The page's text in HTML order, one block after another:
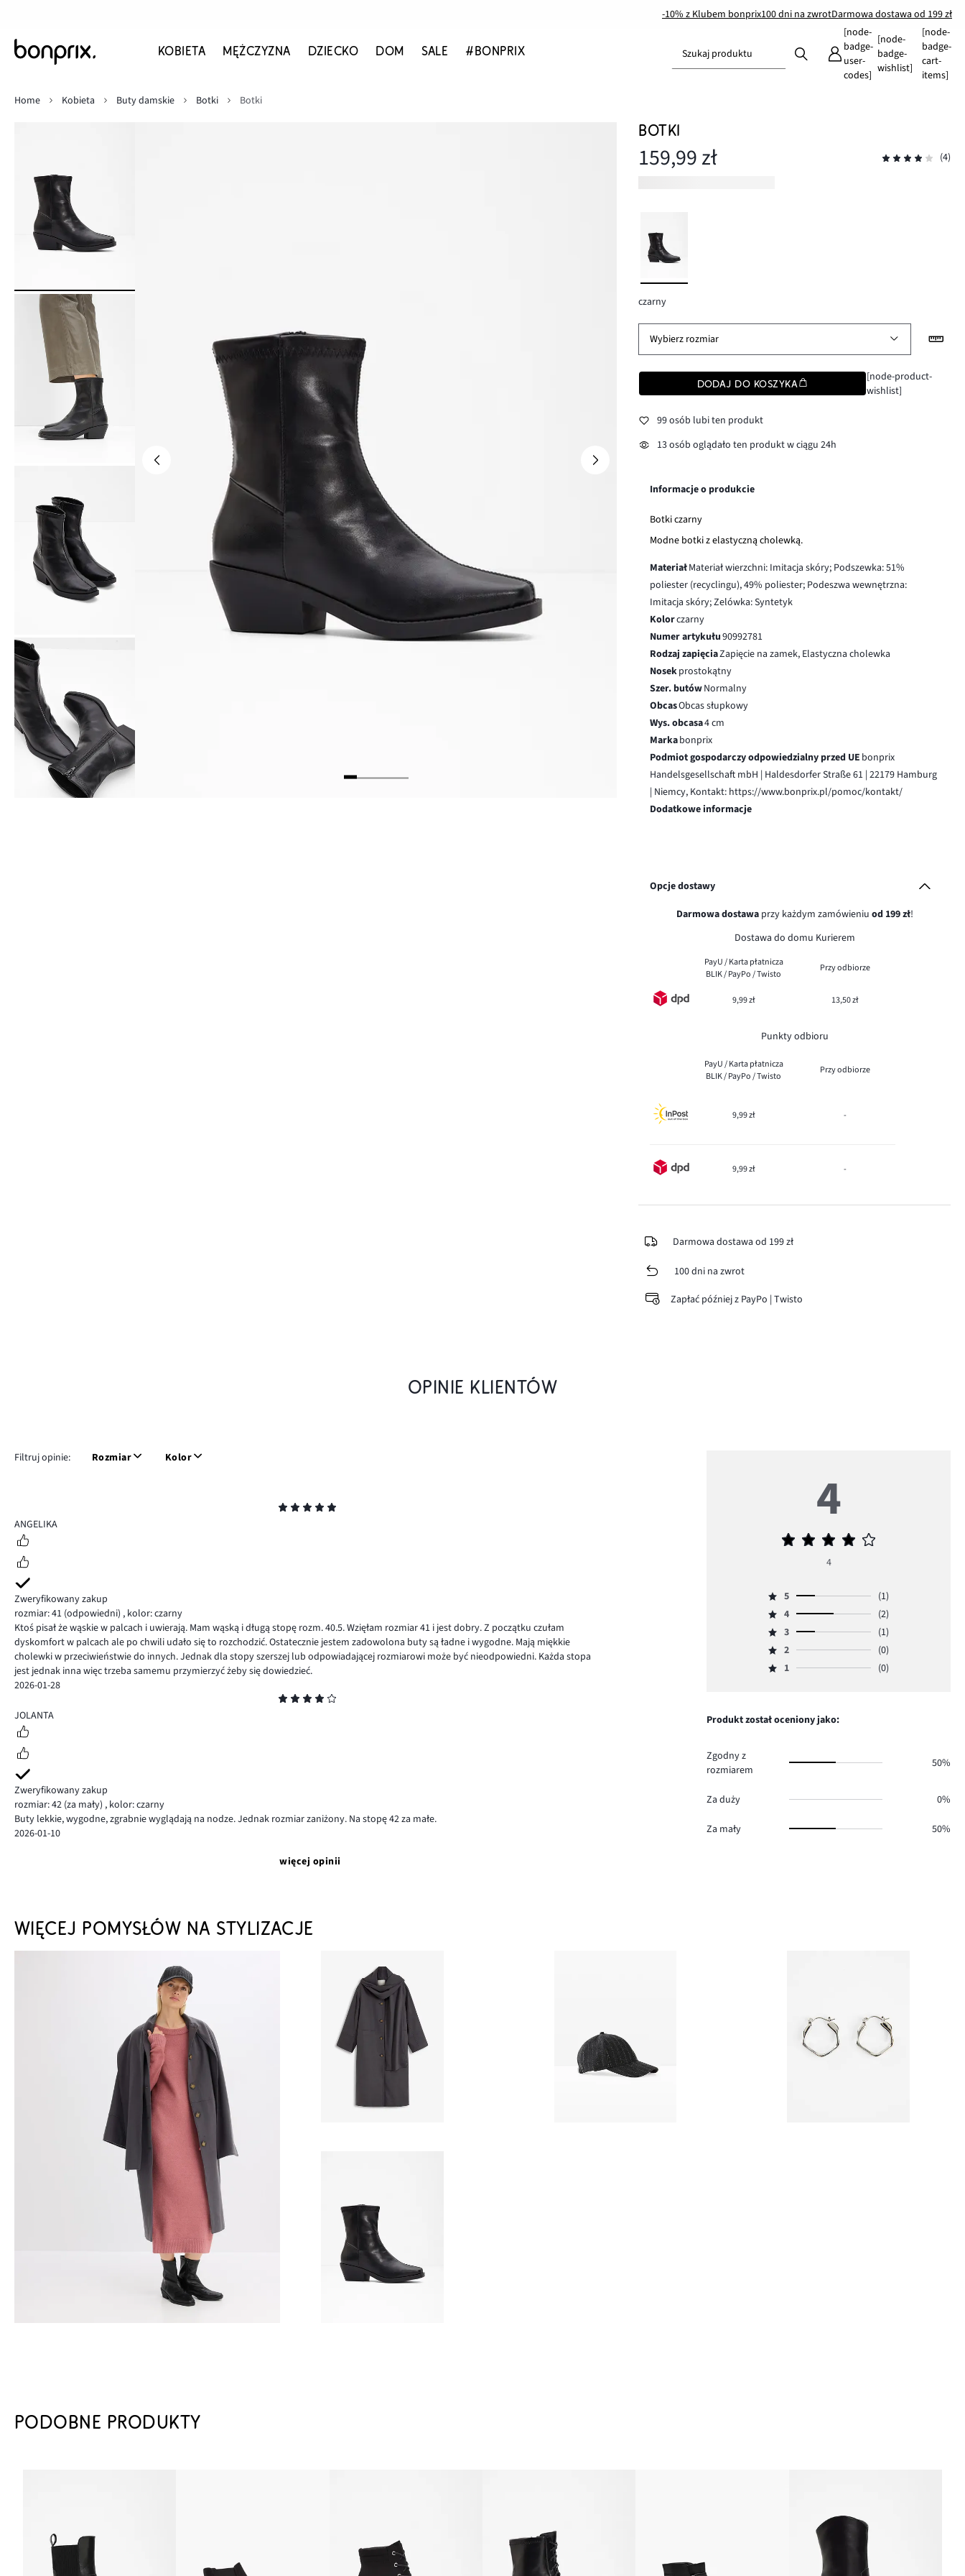
-10% z Klubem bonprix100 dni na zwrotDarmowa dostawa od 199 zł
KOBIETA MĘŻCZYZNA DZIECKO DOM SALE #BONPRIX Szukaj produktu
[node-
badge-
user-
codes]
[node-
badge-
wishlist]
[node-
badge-
cart-
items]
Home
Kobieta Buty damskie Botki Botki
BOTKI
159,99 zł (4)
czarny
Wybierz rozmiar
DODAJ DO KOSZYKA
[node-product-
wishlist]
99 osób lubi ten produkt
13 osób oglądało ten produkt w ciągu 24h
Informacje o produkcie
Botki czarny
Modne botki z elastyczną cholewką.
MateriałMateriał wierzchni: Imitacja skóry; Podszewka: 51%
poliester (recyclingu), 49% poliester; Podeszwa wewnętrzna:
Imitacja skóry; Zelówka: Syntetyk
Kolorczarny
Numer artykułu90992781
Rodzaj zapięciaZapięcie na zamek, Elastyczna cholewka
Nosekprostokątny
Szer. butówNormalny
ObcasObcas słupkowy
Wys. obcasa4 cm
Markabonprix
Podmiot gospodarczy odpowiedzialny przed UE bonprix
Handelsgesellschaft mbH | Haldesdorfer Straße 61 | 22179 Hamburg
| Niemcy, Kontakt: https://www.bonprix.pl/pomoc/kontakt/
Dodatkowe informacje
Opcje dostawy
Darmowa dostawaprzy każdym zamówieniu od 199 zł!
Dostawa do domu Kurierem
PayU / Karta płatnicza
BLIK / PayPo / Twisto
Przy odbiorze
9,99 zł 13,50 zł
Punkty odbioru
PayU / Karta płatnicza
BLIK / PayPo / Twisto
Przy odbiorze
9,99 zł -
9,99 zł -
Darmowa dostawa od 199 zł
100 dni na zwrot
Zapłać później z PayPo | Twisto
OPINIE KLIENTÓW
Filtruj opinie: Rozmiar Kolor
5
ANGELIKA
Zweryfikowany zakup
rozmiar: 41 (odpowiedni) , kolor: czarny
Ktoś pisał że wąskie w palcach i uwierają. Mam wąską i długą stopę rozm. 40.5. Wzięłam rozmiar 41 i jest dobry. Z początku czułam
dyskomfort w palcach ale po chwili udało się to rozchodzić. Ostatecznie jestem zadowolona buty są ładne i wygodne. Mają miękkie
cholewki w przeciwieństwie do innych. Jednak dla stopy szerszej lub odpowiadającej rozmiarowi może być nieodpowiedni. Każda stopa
jest jednak inna więc trzeba samemu przymierzyć żeby się dowiedzieć.
2026-01-28
4
JOLANTA
Zweryfikowany zakup
rozmiar: 42 (za mały) , kolor: czarny
Buty lekkie, wygodne, zgrabnie wyglądają na nodze. Jednak rozmiar zaniżony. Na stopę 42 za małe.
2026-01-10
więcej opinii
4
Średnia
4
4
Ocena
5,
ilość
głosów
5
(1)
Ocena
4,
ilość
głosów
4
(2)
Ocena
3,
ilość
3
(1)
Ocena
2,
0.
2
(0)
Ocena
głosów
1 (0)
Produkt został oceniony jako:
Zgodny z
rozmiarem
50%
Za duży 0%
Za mały 50%
WIĘCEJ POMYSŁÓW NA STYLIZACJE
PODOBNE PRODUKTY